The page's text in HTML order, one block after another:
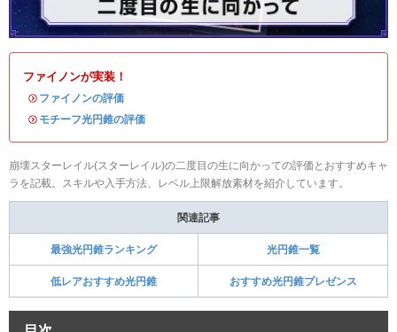
ファイノンが実装！
・ ファイノンの評価
・ モチーフ光円錐の評価
崩壊スターレイル(スターレイル)の二度目の生に向かっての評価とおすすめキャ
ラを記載。スキルや入手方法、レベル上限解放素材を紹介しています。
関連記事
最強光円錐ランキング 光円錐一覧
低レアおすすめ光円錐 おすすめ光円錐プレゼンス